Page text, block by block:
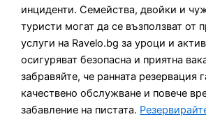
инциденти. Семейства, двойки и
туристи могат да се възползват от
услуги на Ravelo.bg за уроци и
осигуряват безопасна и приятна
забравяйте, че ранната резервация
качествено обслужване и повече
забавление на пистата.